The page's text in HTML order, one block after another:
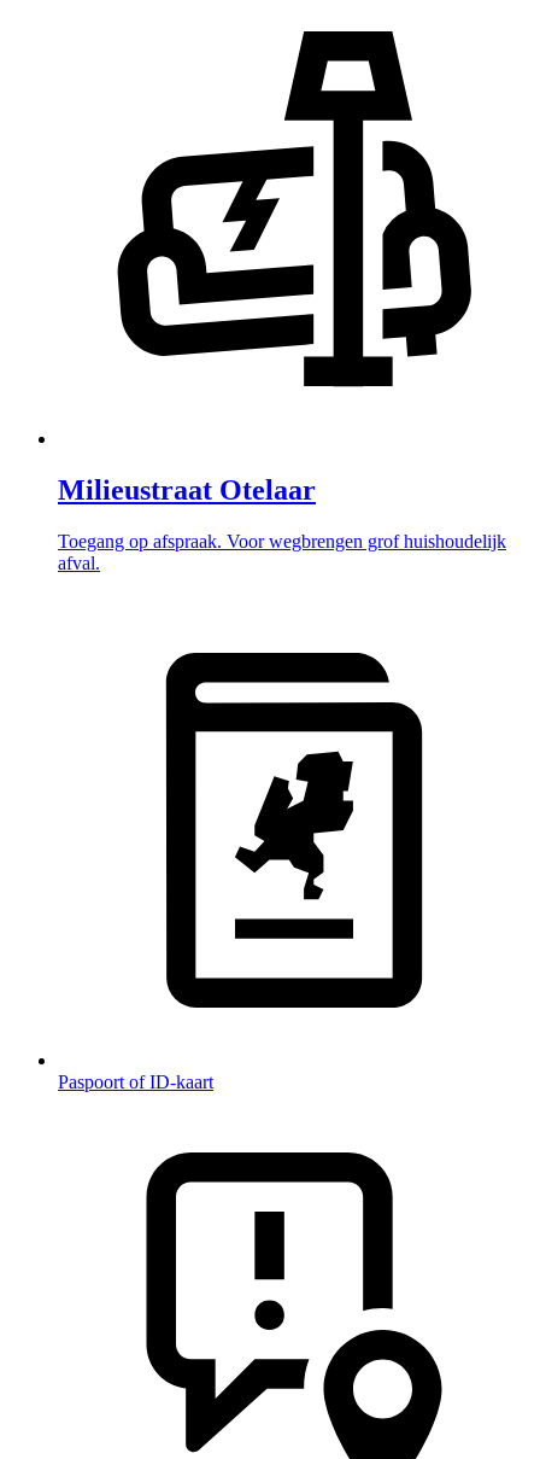
Milieustraat Otelaar
Toegang op afspraak. Voor wegbrengen grof huishoudelijk
afval.
Paspoort of ID-kaart